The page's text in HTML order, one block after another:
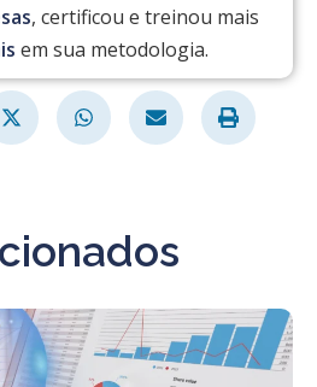
, certificou e treinou mais
em sua metodologia.